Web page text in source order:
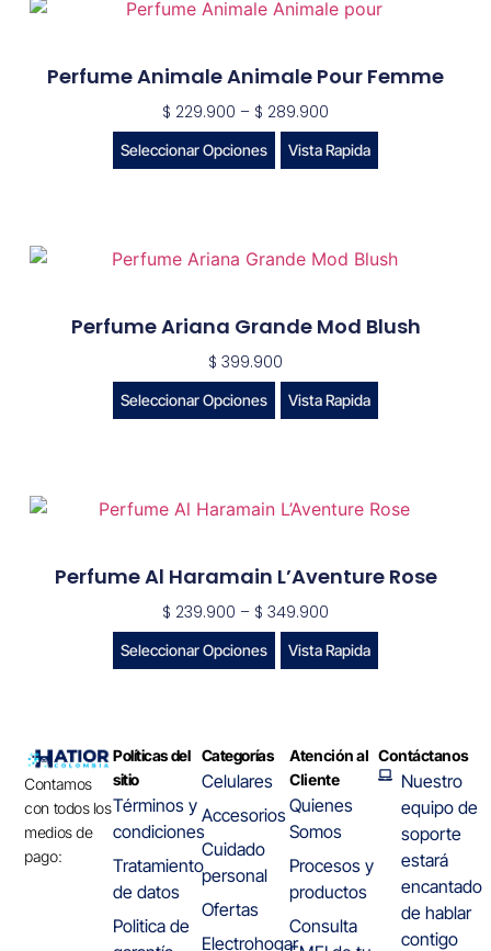
Perfume Animale Animale Pour Femme
$ 229.900 – $ 289.900
Seleccionar Opciones Vista Rapida
Perfume Ariana Grande Mod Blush
$ 399.900
Seleccionar Opciones Vista Rapida
Perfume Al Haramain L’Aventure Rose
$ 239.900 – $ 349.900
Seleccionar Opciones Vista Rapida
Contamos
con todos los
medios de
pago:
Políticas del
sitio
Términos y
condiciones
Tratamiento
de datos
Politica de
Categorías
Celulares
Accesorios
Cuidado
personal
Ofertas
Electrohogar
Atención al
Cliente
Quienes
Somos
Procesos y
productos
Consulta
Contáctanos
Nuestro
equipo de
soporte
estará
encantado
de hablar
contigo